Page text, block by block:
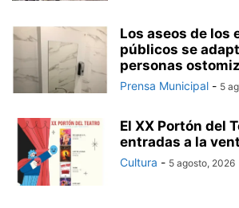
Los aseos de los
públicos se
personas
Prensa Municipal - 5
El XX Portón del
entradas a la
Cultura - 5 agosto, 2026